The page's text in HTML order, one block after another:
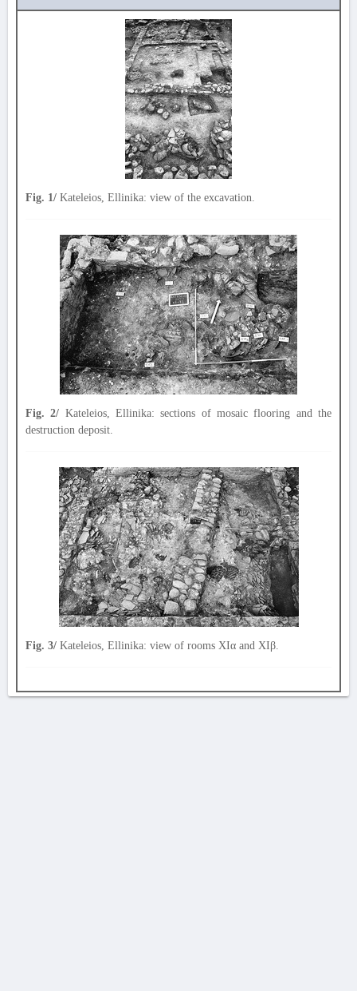
Fig. 1/ Kateleios, Ellinika: view of the excavation.
Fig. 2/ Kateleios, Ellinika: sections of mosaic flooring and the
destruction deposit.
Fig. 3/ Kateleios, Ellinika: view of rooms XIα and XIβ.